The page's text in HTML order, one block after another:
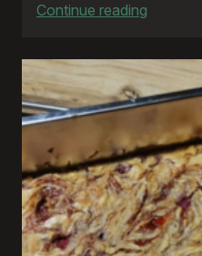
Continue reading
na
rowerze